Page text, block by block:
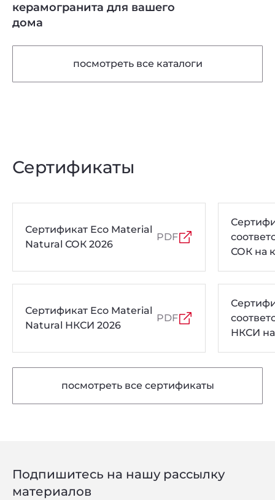
керамогранита для вашего
дома
посмотреть все каталоги
Сертификаты
Сертификат Eco Material
Natural СОК 2026
PDF
Сертификат Eco Material
Natural НКСИ 2026
PDF
СОК на
НКСИ
посмотреть все сертификаты
Подпишитесь на нашу рассылку
материалов